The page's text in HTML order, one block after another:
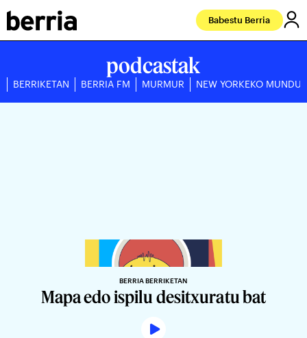
Babestu Berria
podcastak
BERRIKETAN BERRIA FM MURMUR NEW YORKEKO
BERRIA BERRIKETAN
Mapa edo ispilu desitxuratu bat